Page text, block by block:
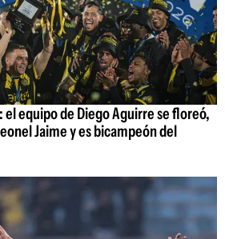
el equipo de Diego Aguirre se floreó,
Jaime y es bicampeón del